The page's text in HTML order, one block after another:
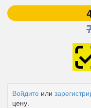
Войдите или
цену.